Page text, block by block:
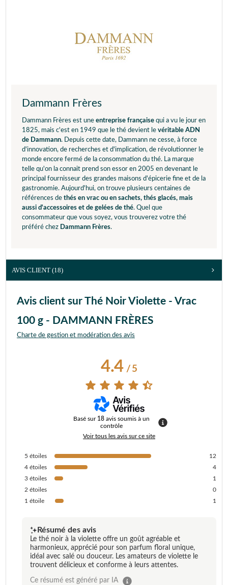
Dammann Frères
Dammann Frères est une entreprise française qui a vu le jour en
1825, mais c'est en 1949 que le thé devient le véritable ADN
de Dammann. Depuis cette date, Dammann ne cesse, à force
d'innovation, de recherches et d'implication, de révolutionner le
monde encore fermé de la consommation du thé. La marque
telle qu'on la connait prend son essor en 2005 en devenant le
principal fournisseur des grandes maisons d'épicerie fine et de la
gastronomie. Aujourd'hui, on trouve plusieurs centaines de
références de thés en vrac ou en sachets, thés glacés, mais
aussi d'accessoires et de gelées de thé. Quel que
consommateur que vous soyez, vous trouverez votre thé
préféré chez Dammann Frères.
AVIS CLIENT (18)
Avis client sur Thé Noir Violette - Vrac
100 g - DAMMANN FRÈRES
Charte de gestion et modération des avis
4.4/ 5
Basé sur 18 avis soumis à un
contrôle
Voir tous les avis sur ce site
5 étoiles
12
4 étoiles
4
3 étoiles
1
2 étoiles
0
1 étoile 1
Résumé des avis
Le thé noir à la violette offre un goût agréable et
harmonieux, apprécié pour son parfum floral unique,
idéal avec salé ou douceur. Les amateurs de violette le
trouvent délicieux et conforme à leurs attentes.
Ce résumé est généré par IA